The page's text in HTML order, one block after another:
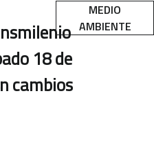
MEDIO
AMBIENTE
18 de
cambios